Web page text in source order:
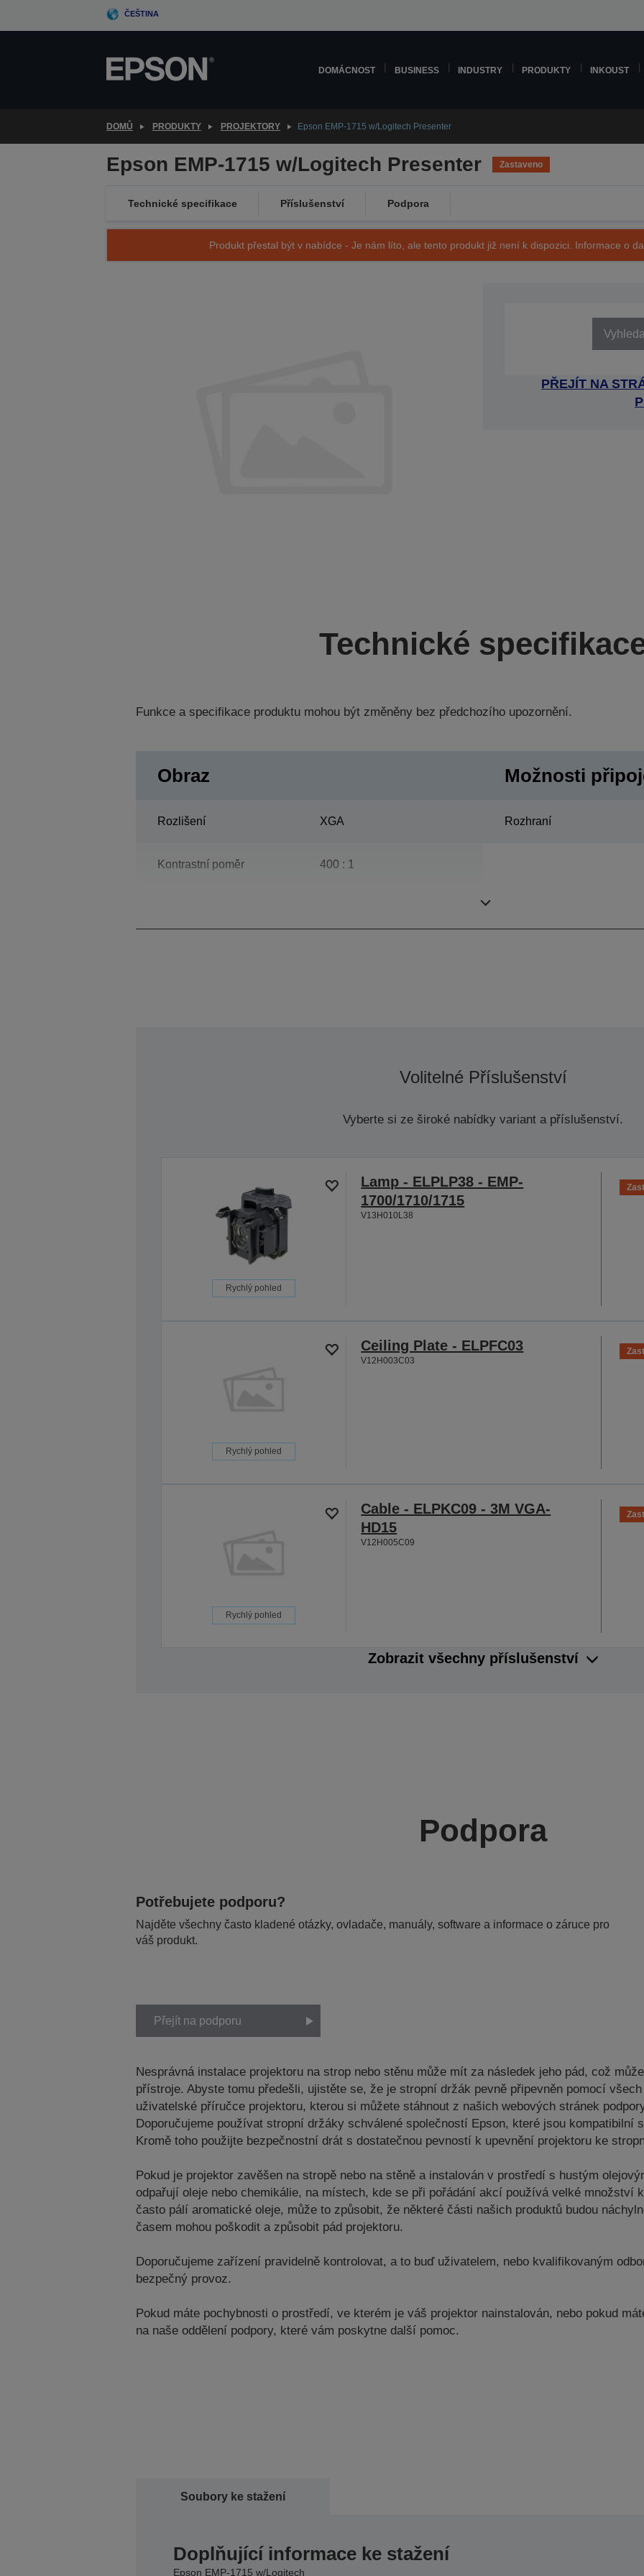
ČEŠTINA
DOMÁCNOST BUSINESS INDUSTRY PRODUKTY INKOUST
DOMŮ PRODUKTY PROJEKTORY Epson EMP-1715 w/Logitech Presenter
Epson EMP-1715 w/Logitech Presenter Zastaveno
Technické specifikace Příslušenství Podpora
Produkt přestal být v nabídce - Je nám líto, ale tento produkt již není k dispozici. Informace o
PŘEJÍT NA
Technické
Funkce a specifikace produktu mohou být změněny bez předchozího upozornění.
Obraz
Rozlišení XGA
Kontrastní poměr 400 : 1
Možnosti
Rozhraní
Volitelné Příslušenství
Vyberte si ze široké nabídky variant a příslušenství.
Rychlý pohled
Lamp - ELPLP38 - EMP-
1700/1710/1715
V13H010L38
Rychlý pohled
Ceiling Plate - ELPFC03
V12H003C03
Rychlý pohled
Cable - ELPKC09 - 3M VGA-
HD15
V12H005C09
Zobrazit všechny příslušenství
Podpora
Potřebujete podporu?
Najděte všechny často kladené otázky, ovladače, manuály, software a informace o záruce pro
váš produkt.
Přejít na podporu
Nesprávná instalace projektoru na strop nebo stěnu může mít za následek jeho pád, což
přístroje. Abyste tomu předešli, ujistěte se, že je stropní držák pevně připevněn pomocí
uživatelské příručce projektoru, kterou si můžete stáhnout z našich webových stránek
Doporučujeme používat stropní držáky schválené společností Epson, které jsou kompatibilní
Kromě toho použijte bezpečnostní drát s dostatečnou pevností k upevnění projektoru ke
Pokud je projektor zavěšen na stropě nebo na stěně a instalován v prostředí s hustým
odpařují oleje nebo chemikálie, na místech, kde se při pořádání akcí používá velké množství
často pálí aromatické oleje, může to způsobit, že některé části našich produktů budou
časem mohou poškodit a způsobit pád projektoru.
Doporučujeme zařízení pravidelně kontrolovat, a to buď uživatelem, nebo kvalifikovaným
bezpečný provoz.
Pokud máte pochybnosti o prostředí, ve kterém je váš projektor nainstalován, nebo pokud
na naše oddělení podpory, které vám poskytne další pomoc.
Soubory ke stažení
Doplňující informace ke stažení
Epson EMP-1715 w/Logitech